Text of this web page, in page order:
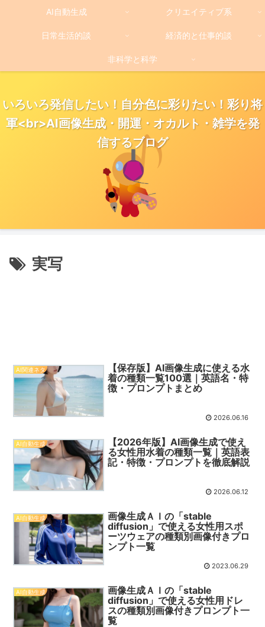
いろいろ発信したい！自分色に彩りたい！彩り将
軍<br>AI画像生成・開運・オカルト・雑学を発
信するブログ
AI自動生成 クリエイティブ系
日常生活的談 経済的と仕事的談
非科学と科学
実写
AI関連ネタ
【保存版】AI画像生成に使える水
着の種類一覧100選｜英語名・特
徴・プロンプトまとめ
2026.06.16
AI自動生成
【2026年版】AI画像生成で使え
る女性用水着の種類一覧｜英語表
記・特徴・プロンプトを徹底解説
2026.06.12
AI自動生成
画像生成ＡＩの「stable
diffusion」で使える女性用スポ
ーツウェアの種類別画像付きプロ
ンプト一覧
2023.06.29
AI自動生成
画像生成ＡＩの「stable
diffusion」で使える女性用ドレ
スの種類別画像付きプロンプト一
覧